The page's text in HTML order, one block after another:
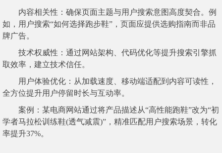
内容相关性：确保页面主题与用户搜索意图高度契合。例
如，用户搜索“如何选择跑步鞋”，页面应提供选购指南而非品
牌广告。
技术权威性：通过网站架构、代码优化等提升搜索引擎抓
取效率，建立技术信任。
用户体验优化：从加载速度、移动端适配到内容可读性，
全方位提升用户停留时长与互动率。
案例：某电商网站通过将产品描述从“高性能跑鞋”改为“初
学者马拉松训练鞋(透气减震)”，精准匹配用户搜索场景，转化
率提升37%。